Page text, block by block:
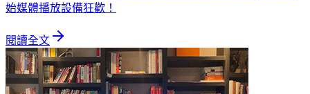
始媒體播放設備狂歡！
閱讀全文